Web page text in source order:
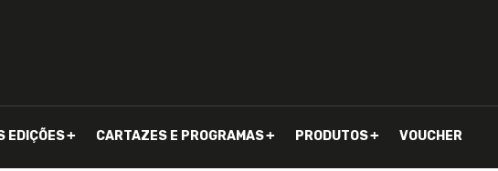
EDIÇÕES CARTAZES E PROGRAMAS PRODUTOS VOUCHER